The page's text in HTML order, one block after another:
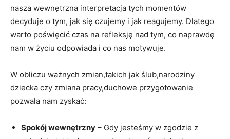
nasza wewnętrzna interpretacja tych momentów
decyduje⁤ o tym, jak się czujemy i jak reagujemy. Dlatego
warto poświęcić czas na refleksję nad ⁢tym, co naprawdę
nam w życiu odpowiada⁢ i co ​nas motywuje.
W obliczu ważnych zmian,takich jak ślub,narodziny
dziecka czy ⁢zmiana pracy,duchowe przygotowanie⁤
pozwala⁢ nam zyskać:
Spokój wewnętrzny ‌– Gdy jesteśmy w zgodzie z